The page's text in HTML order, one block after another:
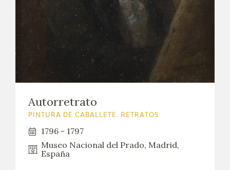
Autorretrato
PINTURA DE CABALLETE. RETRATOS
1796 - 1797
Museo Nacional del Prado, Madrid,
España